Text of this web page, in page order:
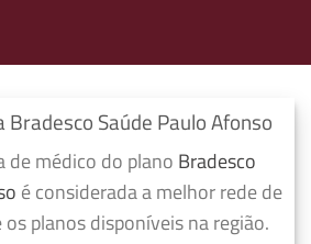
Bradesco Saúde Paulo Afonso
de médico do plano Bradesco
é considerada a melhor rede de
planos disponíveis na região.